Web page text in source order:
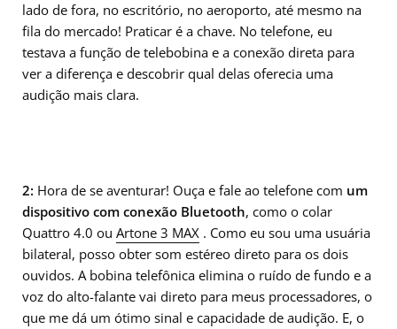
lado de fora, no escritório, no aeroporto, até mesmo na
fila do mercado! Praticar é a chave. No telefone, eu
testava a função de telebobina e a conexão direta para
ver a diferença e descobrir qual delas oferecia uma
audição mais clara.
2: Hora de se aventurar! Ouça e fale ao telefone com um
dispositivo com conexão Bluetooth, como o colar
Quattro 4.0 ou Artone 3 MAX . Como eu sou uma usuária
bilateral, posso obter som estéreo direto para os dois
ouvidos. A bobina telefônica elimina o ruído de fundo e a
voz do alto-falante vai direto para meus processadores, o
que me dá um ótimo sinal e capacidade de audição. E, o